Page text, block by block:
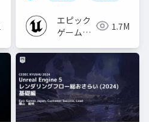
エピック
ゲームズ
1.7M